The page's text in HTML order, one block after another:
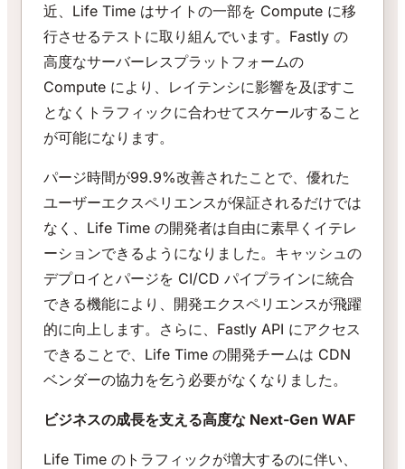
近、Life Time はサイトの一部を Compute に移
行させるテストに取り組んでいます。Fastly の
高度なサーバーレスプラットフォームの
Compute により、レイテンシに影響を及ぼすこ
となくトラフィックに合わせてスケールすること
が可能になります。
パージ時間が99.9%改善されたことで、優れた
ユーザーエクスペリエンスが保証されるだけでは
なく、Life Time の開発者は自由に素早くイテレ
ーションできるようになりました。キャッシュの
デプロイとパージを CI/CD パイプラインに統合
できる機能により、開発エクスペリエンスが飛躍
的に向上します。さらに、Fastly API にアクセス
できることで、Life Time の開発チームは CDN
ベンダーの協力を乞う必要がなくなりました。
ビジネスの成長を支える高度な Next-Gen WAF
Life Time のトラフィックが増大するのに伴い、